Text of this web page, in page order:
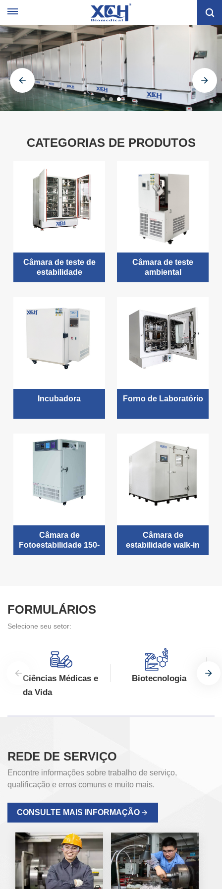
CATEGORIAS DE PRODUTOS
Câmara de teste de
estabilidade
Câmara de teste
ambiental
Incubadora Forno de Laboratório
Câmara de
Fotoestabilidade 150-
500L
Câmara de
estabilidade walk-in
8000-40000L
FORMULÁRIOS
Selecione seu setor:
Ciências Médicas e
da Vida
Biotecnologia
REDE DE SERVIÇO
Encontre informações sobre trabalho de serviço,
qualificação e erros comuns e muito mais.
CONSULTE MAIS INFORMAÇÃO